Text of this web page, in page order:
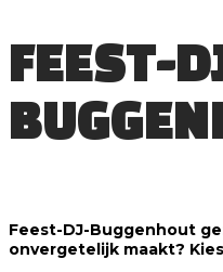
FEEST-
Feest-DJ-Buggenhout
onvergetelijk maakt?